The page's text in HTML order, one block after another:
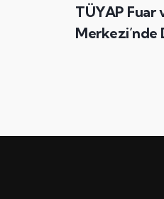
TÜYAP Fuar
Merkezi’nde